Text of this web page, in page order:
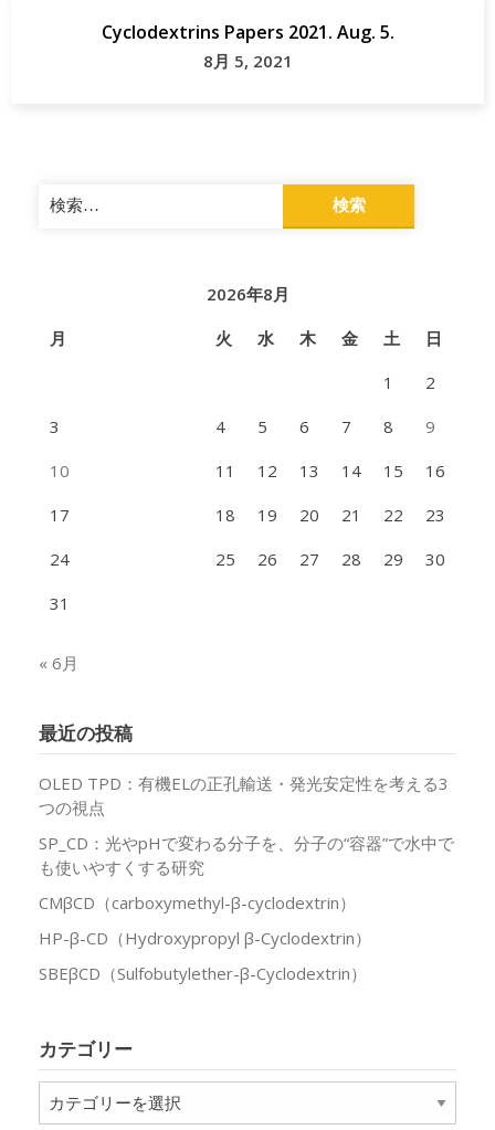
Cyclodextrins Papers 2021. Aug. 5.
8月 5, 2021
検
索:
2026年8月
月
火 水 木 金 土
日
1
2
3
4 5 6 7 8
9
10
11 12 13 14 15
16
17
18 19 20 21 22
23
24
25 26 27 28 29
30
31
« 6月
最近の投稿
OLED TPD：有機ELの正孔輸送・発光安定性を考える3
つの視点
SP_CD：光やpHで変わる分子を、分子の“容器”で水中で
も使いやすくする研究
CMβCD（carboxymethyl-β-cyclodextrin）
HP-β-CD（Hydroxypropyl β-Cyclodextrin）
SBEβCD（Sulfobutylether-β-Cyclodextrin）
カテゴリー
テ